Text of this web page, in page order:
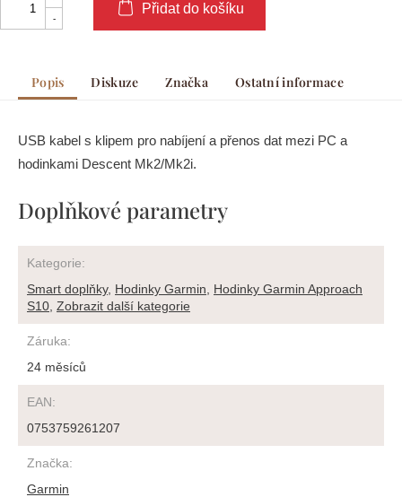
Přidat do košíku
Popis Diskuze Značka Ostatní informace
USB kabel s klipem pro nabíjení a přenos dat mezi PC a
hodinkami Descent Mk2/Mk2i.
Doplňkové parametry
Kategorie:
Smart doplňky, Hodinky Garmin
Hodinky Garmin Approach
S10 Zobrazit další kategorie
Záruka:
24 měsíců
EAN:
0753759261207
Značka:
Garmin